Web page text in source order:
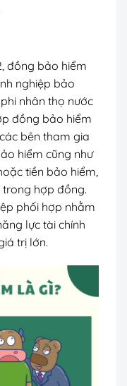
đồng bảo hiểm
nghiệp bảo
nhân thọ nước
đồng bảo hiểm
bên tham gia
hiểm cũng như
tiền bảo hiểm,
hợp đồng.
phối hợp nhằm
lực tài chính
trị lớn.